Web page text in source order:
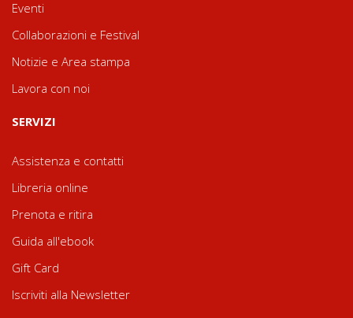
Eventi
Collaborazioni e Festival
Notizie e Area stampa
Lavora con noi
SERVIZI
Assistenza e contatti
Libreria online
Prenota e ritira
Guida all'ebook
Gift Card
Iscriviti alla Newsletter